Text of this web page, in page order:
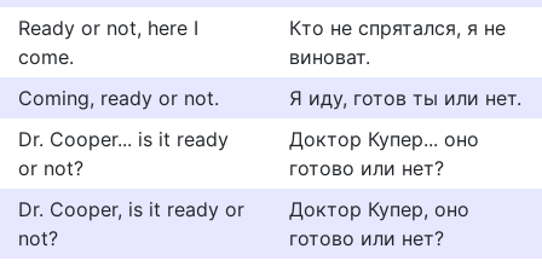
Ready or not, here I
come.
Кто не спрятался, я не
виноват.
Coming, ready or not.
Я иду, готов ты или нет.
Dr. Cooper... is it ready
or not?
Доктор Купер... оно
готово или нет?
Dr. Cooper, is it ready or
not?
Доктор Купер, оно
готово или нет?